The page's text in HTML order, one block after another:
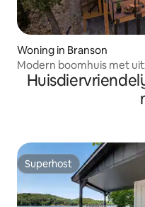
Woning in Branson
Modern boomhuis met
vuurplaats en zwembad
Superhost
Superhost